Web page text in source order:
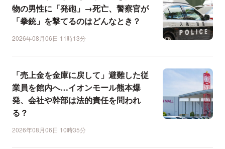
物の男性に「発砲」→死亡、警察官が
「拳銃」を撃てるのはどんなとき？
2026年08月06日 11時13分
「売上金を金庫に戻して」避難した従
業員を館内へ…イオンモール熊本爆
発、会社や幹部は法的責任を問われ
る？
2026年08月06日 10時35分